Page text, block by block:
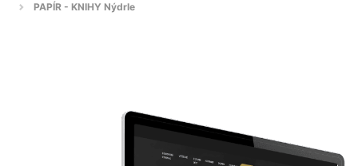
PAPÍR - KNIHY Nýdrle